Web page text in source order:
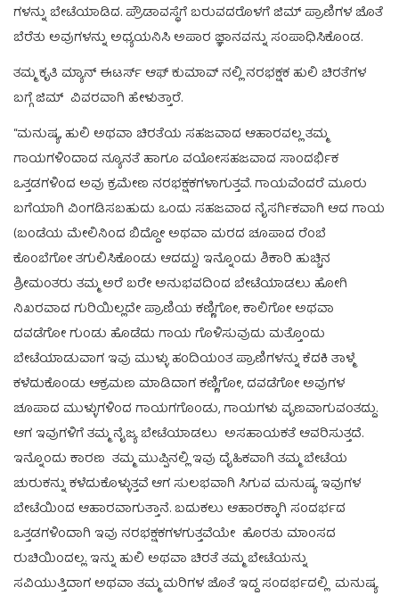
ಗಳನ್ನು ಬೇಟೆಯಾಡಿದ. ಪ್ರೌಡಾವಸ್ಥೆಗೆ ಬರುವದರೊಳಗೆ ಜಿಮ್ ಪ್ರಾಣಿಗಳ ಜೊತೆ
ಬೆರೆತು ಅವುಗಳನ್ನು ಅಧ್ಯಯನಿಸಿ ಅಪಾರ ಜ್ಞಾನವನ್ನು ಸಂಪಾಧಿಸಿಕೊಂಡ.
ತಮ್ಮ ಕೃತಿ ಮ್ಯಾನ್ ಈಟರ್ಸ್ ಆಫ್ ಕುಮಾವ್ ನಲ್ಲಿ ನರಭಕ್ಷಕ ಹುಲಿ ಚಿರತೆಗಳ
ಬಗ್ಗೆ ಜಿಮ್ ವಿವರವಾಗಿ ಹೇಳುತ್ತಾರೆ.
“ಮನುಷ್ಯ, ಹುಲಿ ಅಥವಾ ಚಿರತೆಯ ಸಹಜವಾದ ಆಹಾರವಲ್ಲ ತಮ್ಮ
ಗಾಯಗಳಿಂದಾದ ನ್ಯೂನತೆ ಹಾಗೂ ವಯೋಸಹಜವಾದ ಸಾಂದರ್ಭಿಕ
ಒತ್ತಡಗಳಿಂದ ಅವು ಕ್ರಮೇಣ ನರಭಕ್ಷಕಗಳಾಗುತ್ತವೆ. ಗಾಯವೆಂದರೆ ಮೂರು
ಬಗೆಯಾಗಿ ವಿಂಗಡಿಸಬಹುದು ಒಂದು ಸಹಜವಾದ ನೈಸರ್ಗಿಕವಾಗಿ ಆದ ಗಾಯ
(ಬಂಡೆಯ ಮೇಲಿನಿಂದ ಬಿದ್ದೋ ಅಥವಾ ಮರದ ಚೂಪಾದ ರೆಂಬೆ
ಕೊಂಬೆಗೋ ತಗುಲಿಸಿಕೊಂಡು ಆದದ್ದು) ಇನ್ನೊಂದು ಶಿಕಾರಿ ಹುಚ್ಚಿನ
ಶ್ರೀಮಂತರು ತಮ್ಮ ಅರೆ ಬರೇ ಅನುಭವದಿಂದ ಬೇಟೆಯಾಡಲು ಹೋಗಿ
ನಿಖರವಾದ ಗುರಿಯಿಲ್ಲದೇ ಪ್ರಾಣಿಯ ಕಣ್ಣಿಗೋ, ಕಾಲಿಗೋ ಅಥವಾ
ದವಡೆಗೋ ಗುಂಡು ಹೊಡೆದು ಗಾಯ ಗೊಳಿಸುವುದು ಮತ್ತೊಂದು
ಬೇಟೆಯಾಡುವಾಗ ಇವು ಮುಳ್ಳು ಹಂದಿಯಂತ ಪ್ರಾಣಿಗಳನ್ನು ಕೆದಕಿ ತಾಳ್ಮೆ
ಕಳೆದುಕೊಂಡು ಆಕ್ರಮಣ ಮಾಡಿದಾಗ ಕಣ್ಣಿಗೋ, ದವಡೆಗೋ ಅವುಗಳ
ಚೂಪಾದ ಮುಳ್ಳುಗಳಿಂದ ಗಾಯಗಗೊಂಡು, ಗಾಯಗಳು ವೃಣವಾಗುವಂತದ್ದು.
ಆಗ ಇವುಗಳಿಗೆ ತಮ್ಮ ನೈಜ್ಯ ಬೇಟೆಯಾಡಲು ಅಸಹಾಯಕತೆ ಆವರಿಸುತ್ತದೆ.
ಇನ್ನೊಂದು ಕಾರಣ ತಮ್ಮ ಮುಪ್ಪಿನಲ್ಲಿ ಇವು ದೈಹಿಕವಾಗಿ ತಮ್ಮ ಬೇಟೆಯ
ಚುರುಕನ್ನು ಕಳೆದುಕೊಳ್ಳುತ್ತವೆ ಆಗ ಸುಲಭವಾಗಿ ಸಿಗುವ ಮನುಷ್ಯ ಇವುಗಳ
ಬೇಟೆಯಿಂದ ಆಹಾರವಾಗುತ್ತಾನೆ. ಬದುಕಲು ಆಹಾರಕ್ಕಾಗಿ ಸಂದರ್ಭದ
ಒತ್ತಡಗಳಿಂದಾಗಿ ಇವು ನರಭಕ್ಷಕಗಳಗುತ್ತವೆಯೇ ಹೊರತು ಮಾಂಸದ
ರುಚಿಯಿಂದಲ್ಲ. ಇನ್ನು ಹುಲಿ ಅಥವಾ ಚಿರತೆ ತಮ್ಮ ಬೇಟೆಯನ್ನು
ಸವಿಯುತ್ತಿದಾಗ ಅಥವಾ ತಮ್ಮ ಮರಿಗಳ ಜೊತೆ ಇದ್ದ ಸಂದರ್ಭದಲ್ಲಿ ಮನುಷ್ಯ